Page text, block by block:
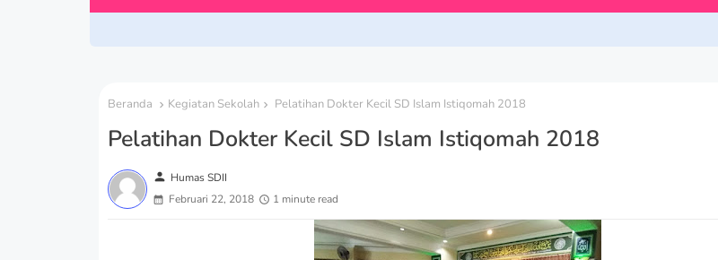
Beranda Kegiatan Sekolah Pelatihan Dokter Kecil SD Islam Istiqomah 2018
Pelatihan Dokter Kecil SD Islam Istiqomah 2018
person Humas SDII
Februari 22, 2018
1 minute read